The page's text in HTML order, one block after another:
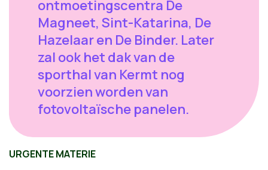
ontmoetingscentra De
Magneet, Sint-Katarina, De
Hazelaar en De Binder. Later
zal ook het dak van de
sporthal van Kermt nog
voorzien worden van
fotovoltaïsche panelen.
URGENTE MATERIE